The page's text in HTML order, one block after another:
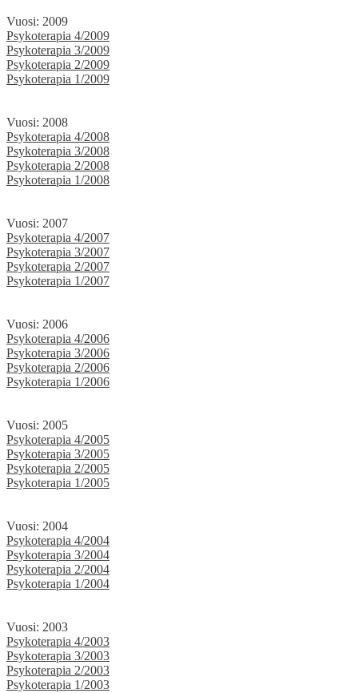
Vuosi: 2009
Psykoterapia 4/2009
Psykoterapia 3/2009
Psykoterapia 2/2009
Psykoterapia 1/2009
Vuosi: 2008
Psykoterapia 4/2008
Psykoterapia 3/2008
Psykoterapia 2/2008
Psykoterapia 1/2008
Vuosi: 2007
Psykoterapia 4/2007
Psykoterapia 3/2007
Psykoterapia 2/2007
Psykoterapia 1/2007
Vuosi: 2006
Psykoterapia 4/2006
Psykoterapia 3/2006
Psykoterapia 2/2006
Psykoterapia 1/2006
Vuosi: 2005
Psykoterapia 4/2005
Psykoterapia 3/2005
Psykoterapia 2/2005
Psykoterapia 1/2005
Vuosi: 2004
Psykoterapia 4/2004
Psykoterapia 3/2004
Psykoterapia 2/2004
Psykoterapia 1/2004
Vuosi: 2003
Psykoterapia 4/2003
Psykoterapia 3/2003
Psykoterapia 2/2003
Psykoterapia 1/2003